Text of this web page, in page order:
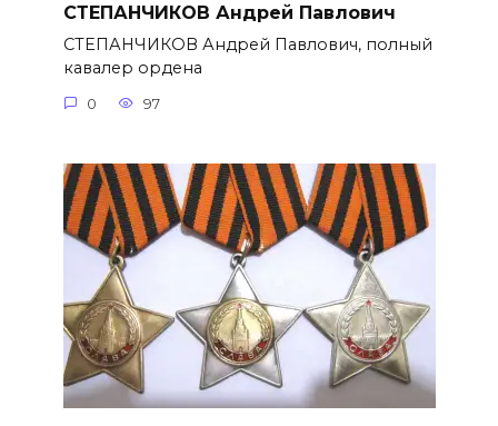
СТЕПАНЧИКОВ Андрей Павлович
СТЕПАНЧИКОВ Андрей Павлович, полный
кавалер ордена
0 97